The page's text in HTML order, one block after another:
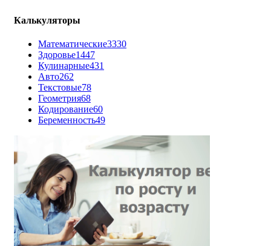
Калькуляторы
Математические3330
Здоровье1447
Кулинарные431
Авто262
Текстовые78
Геометрия68
Кодирование60
Беременность49